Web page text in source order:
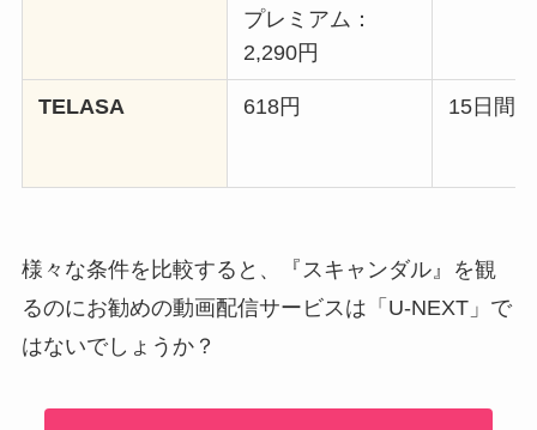
プレミアム：
2,290円
TELASA 618円 15日間
様々な条件を比較すると、『スキャンダル』を観
るのにお勧めの動画配信サービスは「U-NEXT」で
はないでしょうか？